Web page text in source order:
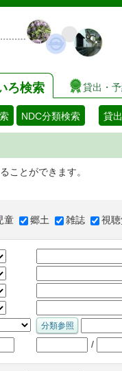
ろ検索 貸出・
NDC分類検索 貸
ことができます。
童 郷土 雑誌 視
/